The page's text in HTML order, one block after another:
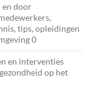
en door
tips, opleidingen
0
en interventies
op het